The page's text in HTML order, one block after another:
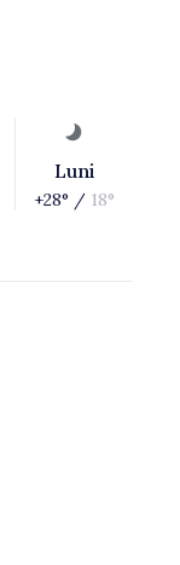
Luni
+28° / 18°